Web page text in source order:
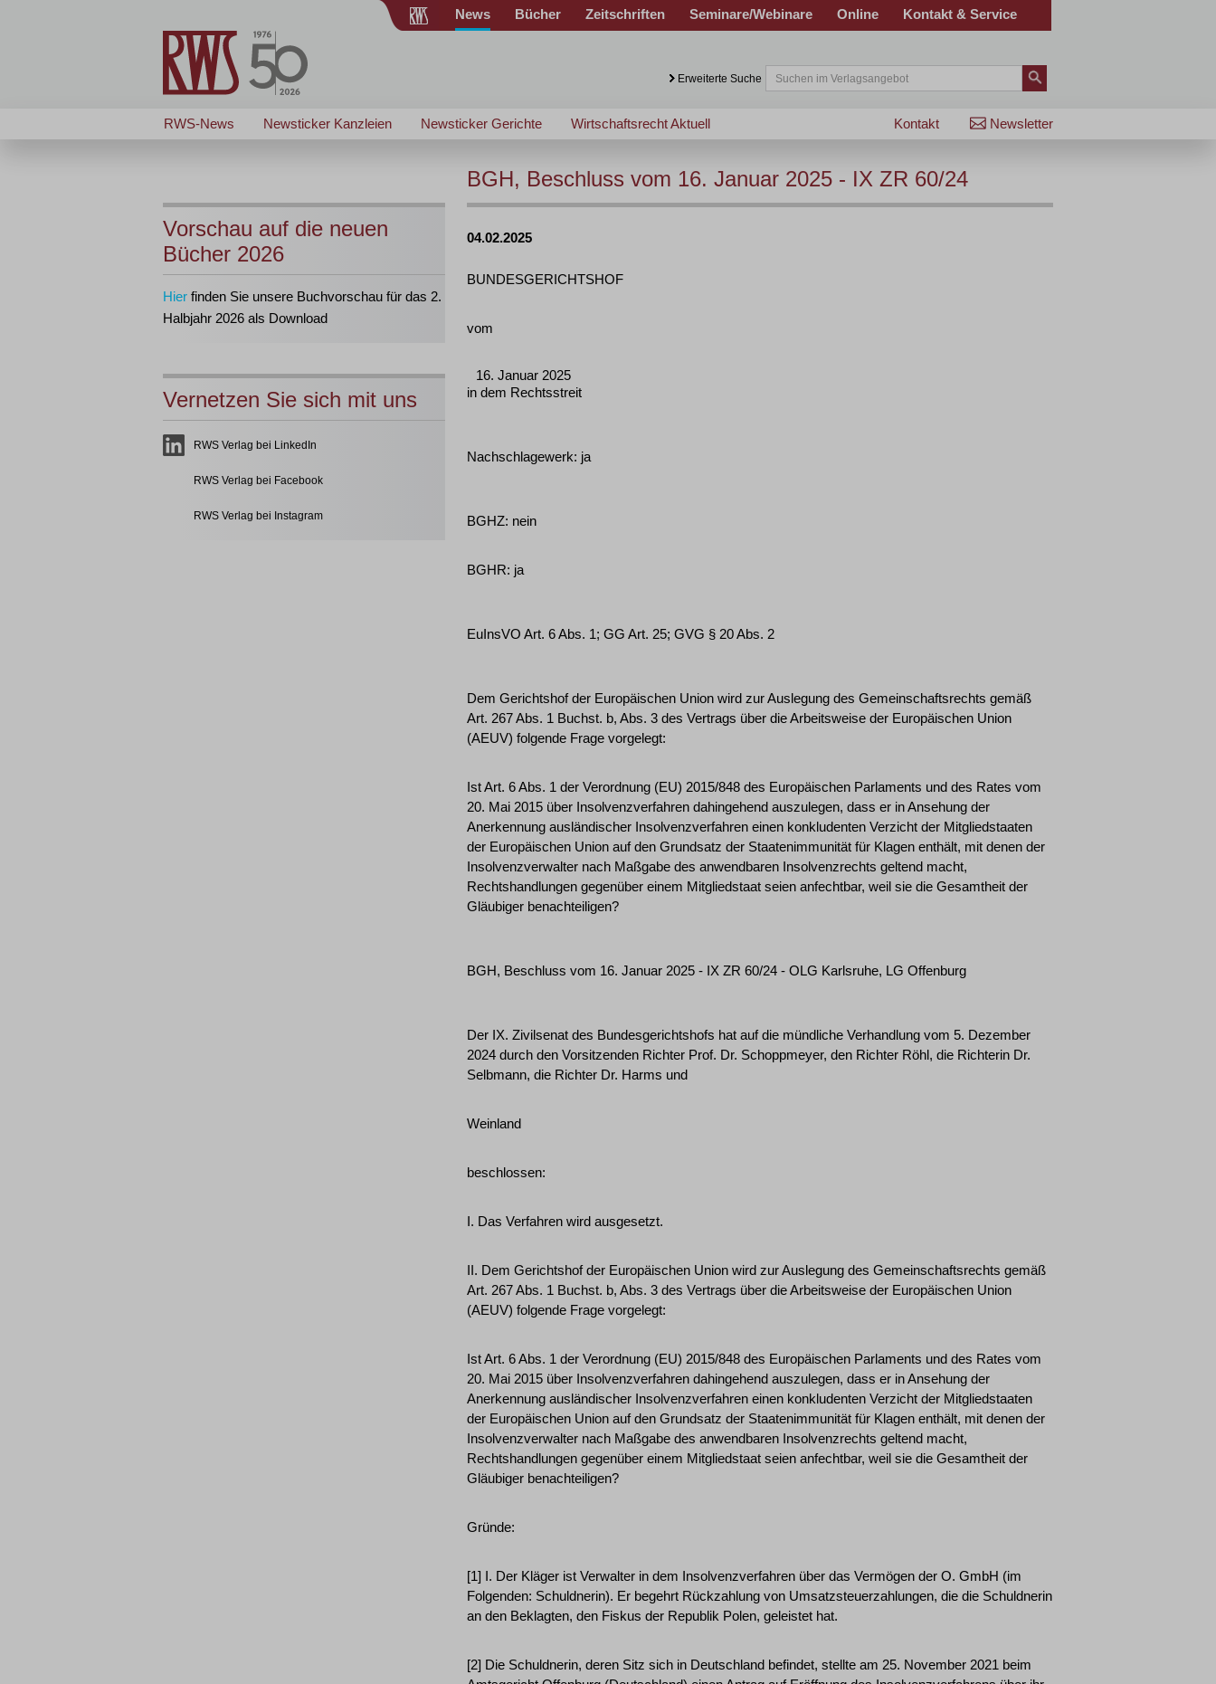
News Bücher Zeitschriften Seminare/Webinare Online Kontakt & Service
Erweiterte Suche
RWS-News Newsticker Kanzleien Newsticker Gerichte Wirtschaftsrecht Aktuell Newsletter
Kontakt
Vorschau auf die neuen
Bücher 2026
Hier finden Sie unsere Buchvorschau für das 2.
Halbjahr 2026 als Download
Vernetzen Sie sich mit uns
RWS Verlag bei LinkedIn
RWS Verlag bei Facebook
RWS Verlag bei Instagram
BGH, Beschluss vom 16. Januar 2025 - IX ZR 60/24
04.02.2025
BUNDESGERICHTSHOF
vom
16. Januar 2025
in dem Rechtsstreit
Nachschlagewerk: ja
BGHZ: nein
BGHR: ja
EuInsVO Art. 6 Abs. 1; GG Art. 25; GVG § 20 Abs. 2
Dem Gerichtshof der Europäischen Union wird zur Auslegung des Gemeinschaftsrechts gemäß
Art. 267 Abs. 1 Buchst. b, Abs. 3 des Vertrags über die Arbeitsweise der Europäischen Union
(AEUV) folgende Frage vorgelegt:
Ist Art. 6 Abs. 1 der Verordnung (EU) 2015/848 des Europäischen Parlaments und des Rates vom
20. Mai 2015 über Insolvenzverfahren dahingehend auszulegen, dass er in Ansehung der
Anerkennung ausländischer Insolvenzverfahren einen konkludenten Verzicht der Mitgliedstaaten
der Europäischen Union auf den Grundsatz der Staatenimmunität für Klagen enthält, mit denen der
Insolvenzverwalter nach Maßgabe des anwendbaren Insolvenzrechts geltend macht,
Rechtshandlungen gegenüber einem Mitgliedstaat seien anfechtbar, weil sie die Gesamtheit der
Gläubiger benachteiligen?
BGH, Beschluss vom 16. Januar 2025 - IX ZR 60/24 - OLG Karlsruhe, LG Offenburg
Der IX. Zivilsenat des Bundesgerichtshofs hat auf die mündliche Verhandlung vom 5. Dezember
2024 durch den Vorsitzenden Richter Prof. Dr. Schoppmeyer, den Richter Röhl, die Richterin Dr.
Selbmann, die Richter Dr. Harms und
Weinland
beschlossen:
I. Das Verfahren wird ausgesetzt.
II. Dem Gerichtshof der Europäischen Union wird zur Auslegung des Gemeinschaftsrechts gemäß
Art. 267 Abs. 1 Buchst. b, Abs. 3 des Vertrags über die Arbeitsweise der Europäischen Union
(AEUV) folgende Frage vorgelegt:
Ist Art. 6 Abs. 1 der Verordnung (EU) 2015/848 des Europäischen Parlaments und des Rates vom
20. Mai 2015 über Insolvenzverfahren dahingehend auszulegen, dass er in Ansehung der
Anerkennung ausländischer Insolvenzverfahren einen konkludenten Verzicht der Mitgliedstaaten
der Europäischen Union auf den Grundsatz der Staatenimmunität für Klagen enthält, mit denen der
Insolvenzverwalter nach Maßgabe des anwendbaren Insolvenzrechts geltend macht,
Rechtshandlungen gegenüber einem Mitgliedstaat seien anfechtbar, weil sie die Gesamtheit der
Gläubiger benachteiligen?
Gründe:
[1] I. Der Kläger ist Verwalter in dem Insolvenzverfahren über das Vermögen der O. GmbH (im
Folgenden: Schuldnerin). Er begehrt Rückzahlung von Umsatzsteuerzahlungen, die die Schuldnerin
an den Beklagten, den Fiskus der Republik Polen, geleistet hat.
[2] Die Schuldnerin, deren Sitz sich in Deutschland befindet, stellte am 25. November 2021 beim